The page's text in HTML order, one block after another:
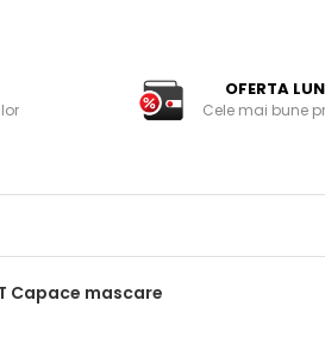
OFERTA
Cele mai bune
Capace mascare